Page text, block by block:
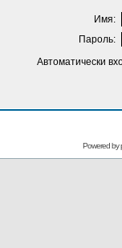
Имя:
Пароль:
Автоматически
Powered by